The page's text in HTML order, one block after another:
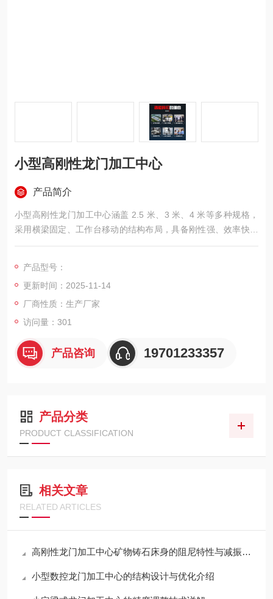
小型高刚性龙门加工中心
产品简介
小型高刚性龙门加工中心涵盖 2.5 米、3 米、4 米等多种规格，
采用横梁固定、工作台移动的结构布局，具备刚性强、效率快、
稳定性好等特点。机床可选配发那科或西门子数控系统，具有
求，可选配全自动万向铣头，实现五面加工。该设备适用于小型
零部件批量生产，以及汽车模具、工业机械等领域的高精度加工
场景。
产品型号：
更新时间：2025-11-14
厂商性质：生产厂家
访问量：301
产品咨询 19701233357
产品分类
PRODUCT CLASSIFICATION
相关文章
RELATED ARTICLES
高刚性龙门加工中心矿物铸石床身的阻尼特性与减振效果
小型数控龙门加工中心的结构设计与优化介绍